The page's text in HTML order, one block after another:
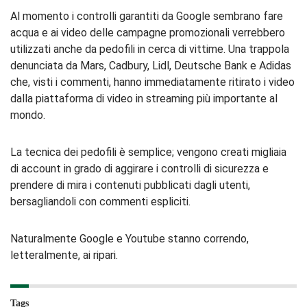
Al momento i controlli garantiti da Google sembrano fare
acqua e ai video delle campagne promozionali verrebbero
utilizzati anche da pedofili in cerca di vittime. Una trappola
denunciata da Mars, Cadbury, Lidl, Deutsche Bank e Adidas
che, visti i commenti, hanno immediatamente ritirato i video
dalla piattaforma di video in streaming più importante al
mondo.
La tecnica dei pedofili è semplice; vengono creati migliaia
di account in grado di aggirare i controlli di sicurezza e
prendere di mira i contenuti pubblicati dagli utenti,
bersagliandoli con commenti espliciti.
Naturalmente Google e Youtube stanno correndo,
letteralmente, ai ripari.
Tags